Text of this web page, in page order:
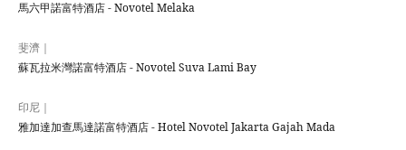
馬六甲諾富特酒店 - Novotel Melaka
斐濟｜
蘇瓦拉米灣諾富特酒店 - Novotel Suva Lami Bay
印尼｜
雅加達加查馬達諾富特酒店 - Hotel Novotel Jakarta Gajah Mada